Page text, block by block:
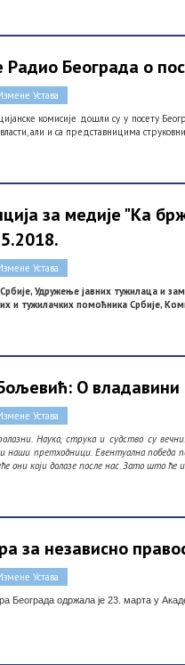
Београда о
Устава
комисије дошли су у посету
али и са представницима
за медије "Ка
Устава
Удружење јавних тужилаца и
и тужилачких помоћника Србије,
О
Устава
Наука, струка и судство су
наши претходници. Евентуална победа
они који долазе после нас. Зато што
за независно
Устава
Београда одржала је 23. марта у